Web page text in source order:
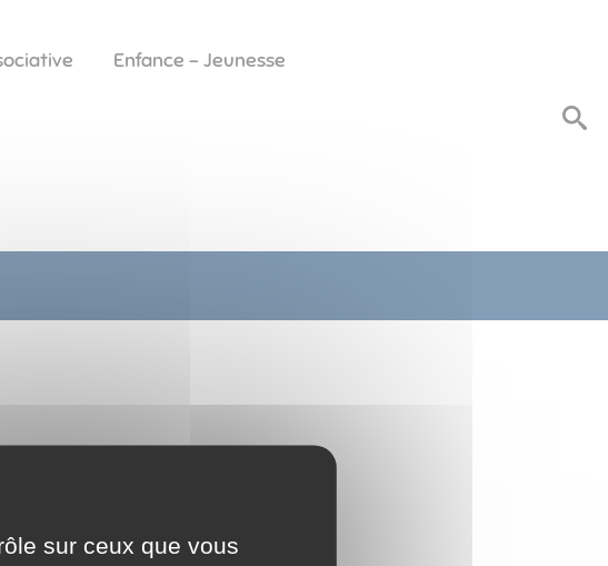
Enfance - Jeunesse
sur ceux que vous